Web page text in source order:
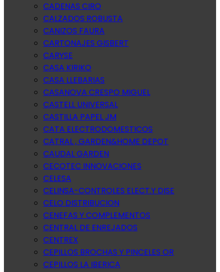
CADENAS CIRO
CALZADOS ROBUSTA
CANIZOS FAURA
CARTONAJES GISBERT
CARYSE
CASA KIRIKO
CASA LLEBARIAS
CASANOVA CRESPO MIGUEL
CASTELL UNIVERSAL
CASTILLA PAPEL JM
CATA ELECTRODOMESTICOS
CATRAL , GARDEN&HOME DEPOT
CAUDAL GARDEN
CECOTEC INNOVACIONES
CELESA
CELINSA-CONTROLES ELECT.Y DISE
CELO DISTRIBUCION
CENEFAS Y COMPLEMENTOS
CENTRAL DE ENREJADOS
CENTREX
CEPILLOS BROCHAS Y PINCELES OR
CEPILLOS LA IBERICA